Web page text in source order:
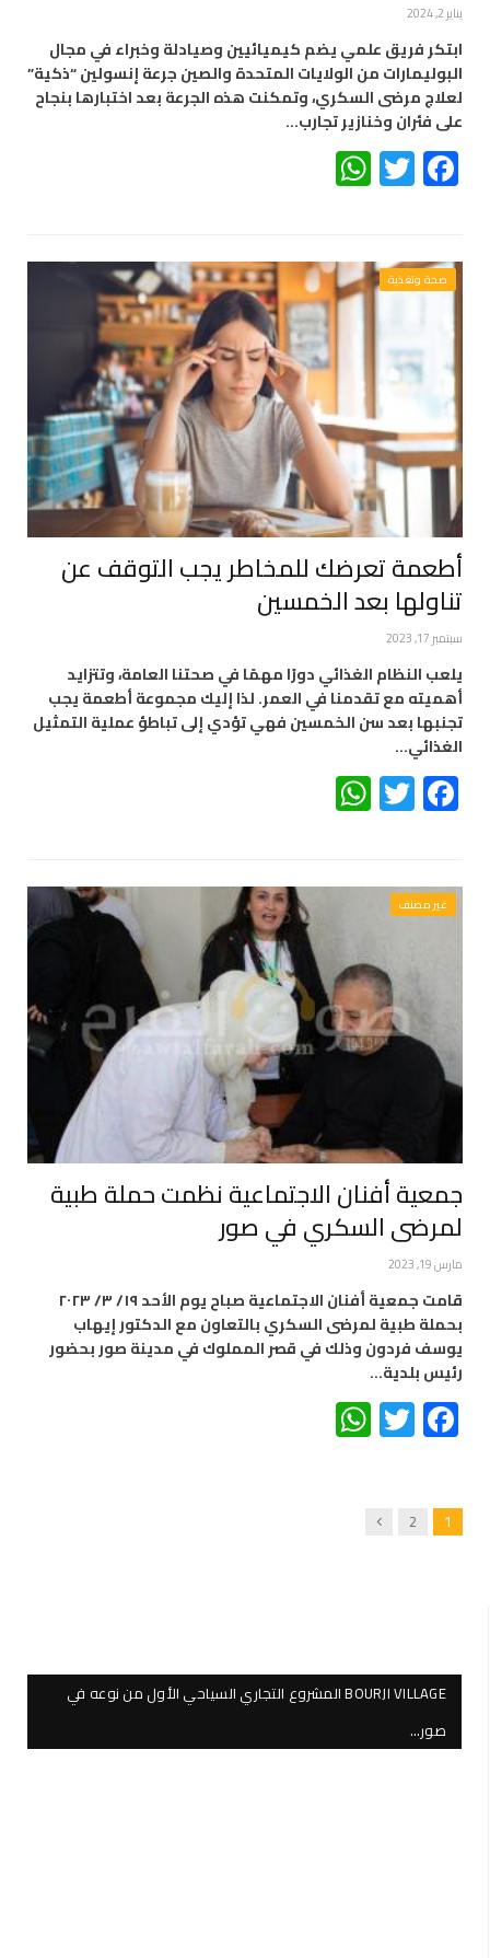
يناير 2, 2024
ابتكر فريق علمي يضم كيميائيين وصيادلة وخبراء في مجال
البوليمارات من الولايات المتحدة والصين جرعة إنسولين “ذكية”
لعلاج مرضى السكري، وتمكنت هذه الجرعة بعد اختبارها بنجاح
على فئران وخنازير تجارب…
Facebook
Twitter
صحة وتغذية
أطعمة تعرضك للمخاطر يجب التوقف عن
تناولها بعد الخمسين
سبتمبر 17, 2023
يلعب النظام الغذائي دورًا مهمًا في صحتنا العامة، وتتزايد
أهميته مع تقدمنا ​​في العمر. لذا إليك مجموعة أطعمة يجب
تجنبها بعد سن الخمسين فهي تؤدي إلى تباطؤ عملية التمثيل
الغذائي…
Facebook
Twitter
غير مصنف
جمعية أفنان الاجتماعية نظمت حملة طبية
لمرضى السكري في صور
مارس 19, 2023
قامت جمعية أفنان الاجتماعية صباح يوم الأحد ١٩/ ٣/ ٢٠٢٣
بحملة طبية لمرضى السكري بالتعاون مع الدكتور إيهاب
يوسف فردون وذلك في قصر المملوك في مدينة صور بحضور
رئيس بلدية…
Facebook
Twitter
1
2
Next
BOURJI VILLAGE المشروع التجاري السياحي الأول من نوعه في
صور…